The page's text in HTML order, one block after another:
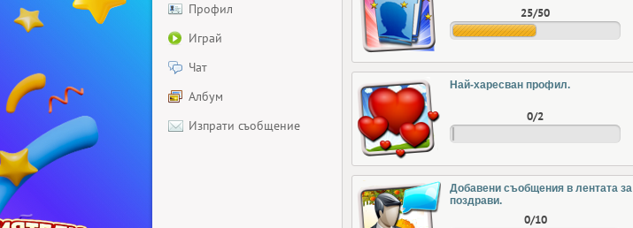
Профил
Играй
Чат
Албум
Изпрати съобщение
25/50
Най-харесван профил.
0/2
Добавени съобщения в лентата за
поздрави.
0/10